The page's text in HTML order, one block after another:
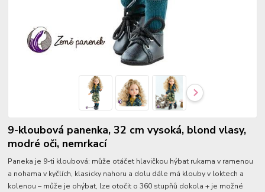
9-kloubová panenka, 32 cm vysoká, blond vlasy,
modré oči, nemrkací
Paneka je 9-ti kloubová: může otáčet hlavičkou hýbat rukama v ramenou
a nohama v kyčlích, klasicky nahoru a dolu dále má klouby v loktech a
kolenou – může je ohýbat, lze otočit o 360 stupňů dokola + je možné